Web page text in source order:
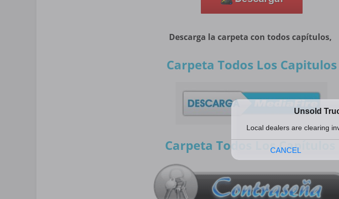
Descarga la carpeta con todos capítulos,
Carpeta Todos Los Capitulos
Carpeta Todos Los Capítulos